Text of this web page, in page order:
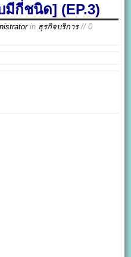
มีกี่ชนิด] (EP.3)
in ธุรกิจบริการ// 0